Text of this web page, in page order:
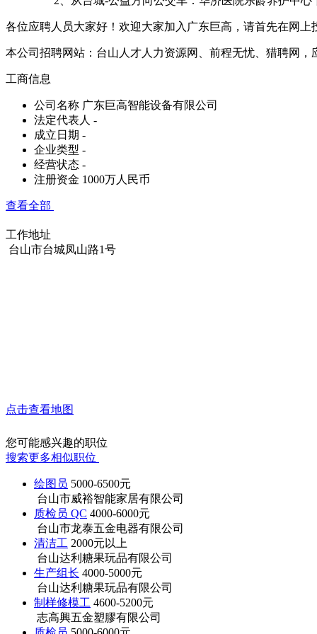
各位应聘人员大家好！欢迎大家加入广东巨高，请首先在网
本公司招聘网站：台山人才人力资源网、前程无忧、猎聘网，
工商信息
公司名称 广东巨高智能设备有限公司
法定代表人 -
成立日期 -
企业类型 -
经营状态 -
注册资金 1000万人民币
查看全部
工作地址
台山市台城凤山路1号
点击查看地图
您可能感兴趣的职位
搜索更多相似职位
绘图员 5000-6500元
台山市威裕智能家居有限公司
质检员 QC 4000-6000元
台山市龙泰五金电器有限公司
清洁工 2000元以上
台山达利糖果玩品有限公司
生产组长 4000-5000元
台山达利糖果玩品有限公司
制样修模工 4600-5200元
志高興五金塑膠有限公司